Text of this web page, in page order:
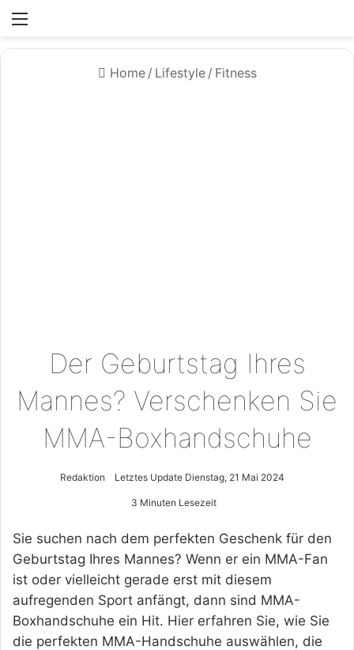
Home / Lifestyle / Fitness
Der Geburtstag Ihres
Mannes? Verschenken Sie
MMA-Boxhandschuhe
Redaktion Letztes Update Dienstag, 21 Mai 2024
3 Minuten Lesezeit
Sie suchen nach dem perfekten Geschenk für den
Geburtstag Ihres Mannes? Wenn er ein MMA-Fan
ist oder vielleicht gerade erst mit diesem
aufregenden Sport anfängt, dann sind MMA-
Boxhandschuhe ein Hit. Hier erfahren Sie, wie Sie
die perfekten MMA-Handschuhe auswählen, die